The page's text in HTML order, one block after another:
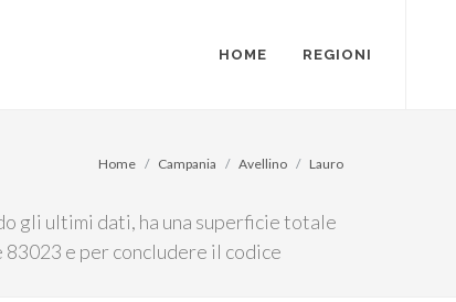
HOME REGIONI
gli ultimi dati, ha una superficie totale
83023 e per concludere il codice
Home Campania Avellino Lauro